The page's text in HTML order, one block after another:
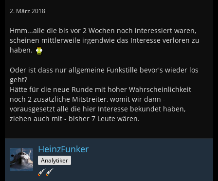
2. März 2018
Hmm...alle die bis vor 2 Wochen noch interessiert waren,
scheinen mittlerweile irgendwie das Interesse verloren zu
haben.
Oder ist dass nur allgemeine Funkstille bevor's wieder los
geht?
Hätte für die neue Runde mit hoher Wahrscheinlichkeit
noch 2 zusätzliche Mitstreiter, womit wir dann -
vorausgesetzt alle die hier Interesse bekundet haben,
ziehen auch mit - bisher 7 Leute wären.
HeinzFunker
Analytiker